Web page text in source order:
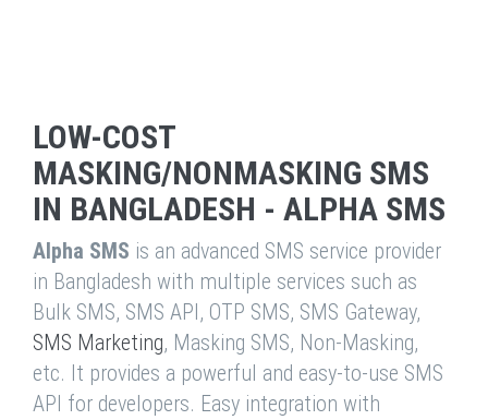
LOW-COST
MASKING/NONMASKING SMS
IN BANGLADESH - ALPHA SMS
Alpha SMS is an advanced SMS service provider
in Bangladesh with multiple services such as
Bulk SMS, SMS API, OTP SMS, SMS Gateway,
SMS Marketing, Masking SMS, Non-Masking,
etc. It provides a powerful and easy-to-use SMS
API for developers. Easy integration with